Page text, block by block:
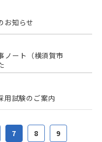
お知らせ
ノート（横須賀市
用試験のご案内
7 8 9